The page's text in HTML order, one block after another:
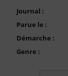
Journal :
Parue le :
Démarche :
Genre :